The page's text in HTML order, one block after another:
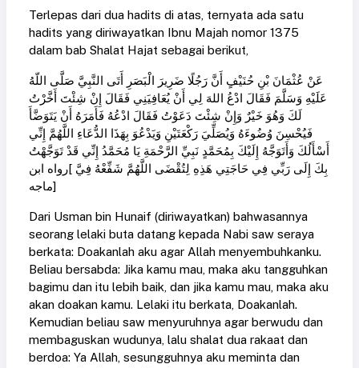
Terlepas dari dua hadits di atas, ternyata ada satu
hadits yang diriwayatkan Ibnu Majah nomor 1375
dalam bab Shalat Hajat sebagai berikut,
عَنْ عُثْمَانَ بْنِ حُنَيْفٍ أَنَّ رَجُلًا ضَرِيرَ الْبَصَرِ أَتَى النَّبِيَّ صَلَّى اللّهُ
عَلَيْهِ وَسَلَّمَ فَقَالَ ادْعُ اللهَ لِي أَنْ يُعَافِيَنِي فَقَالَ إِنْ شِئْتَ أَخَّرْتُ
لَكَ وَهُوَ خَيْرٌ وَإِنْ شِئْتَ دَعَوْتُ فَقَالَ ادْعُهُ فَأَمَرَهُ أَنْ يَتَوَضَّأَ
فَيُحْسِنَ وُضُوءَهُ وَيُصَلِّيَ رَكْعَتَيْنِ وَيَدْعُوَ بِهَذَا الدُّعَاءِ اللَّهُمَّ إِنِّي
أَسْأَلُكَ وَأَتَوَجَّهُ إِلَيْكَ بِمُحَمَّدٍ نَبِيِّ الرَّحْمَةِ يَا مُحَمَّدُ إِنِّي قَدْ تَوَجَّهْتُ
بِكَ إِلَى رَبِّي فِي حَاجَتِي هَذِهِ لِتُقْضَى اللَّهُمَّ شَفِّعْهُ فِيَّ ]رواه ابن
ماجه]
Dari Usman bin Hunaif (diriwayatkan) bahwasannya
seorang lelaki buta datang kepada Nabi saw seraya
berkata: Doakanlah aku agar Allah menyembuhkanku.
Beliau bersabda: Jika kamu mau, maka aku tangguhkan
bagimu dan itu lebih baik, dan jika kamu mau, maka aku
akan doakan kamu. Lelaki itu berkata, Doakanlah.
Kemudian beliau saw menyuruhnya agar berwudu dan
membaguskan wudunya, lalu shalat dua rakaat dan
berdoa: Ya Allah, sesungguhnya aku meminta dan